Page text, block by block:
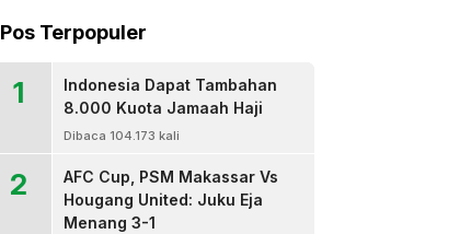
Pos Terpopuler
1
Indonesia Dapat Tambahan
8.000 Kuota Jamaah Haji
Dibaca 104.173 kali
2
AFC Cup, PSM Makassar Vs
Hougang United: Juku Eja
Menang 3-1